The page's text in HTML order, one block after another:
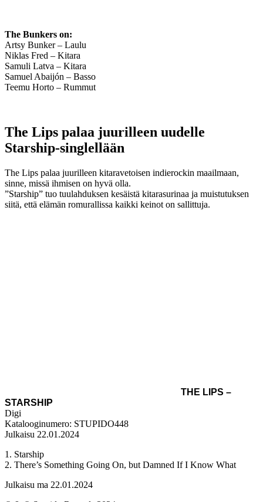
The Bunkers on:
Artsy Bunker – Laulu
Niklas Fred – Kitara
Samuli Latva – Kitara
Samuel Abaijón – Basso
Teemu Horto – Rummut
The Lips palaa juurilleen uudelle
Starship-singlellään
The Lips palaa juurilleen kitaravetoisen indierockin maailmaan,
sinne, missä ihmisen on hyvä olla.
”Starship” tuo tuulahduksen kesäistä kitarasurinaa ja muistutuksen
siitä, että elämän romurallissa kaikki keinot on sallittuja.
THE LIPS –
STARSHIP
Digi
Katalooginumero: STUPIDO448
Julkaisu 22.01.2024
1. Starship
2. There’s Something Going On, but Damned If I Know What
Julkaisu ma 22.01.2024